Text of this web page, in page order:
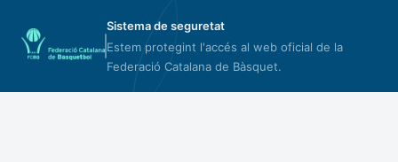
Sistema de seguretat
Estem protegint l'accés al web oficial de la
Federació Catalana de Bàsquet.